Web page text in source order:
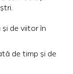
de viitor în
de timp și de